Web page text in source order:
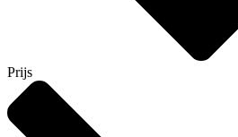
Prijs